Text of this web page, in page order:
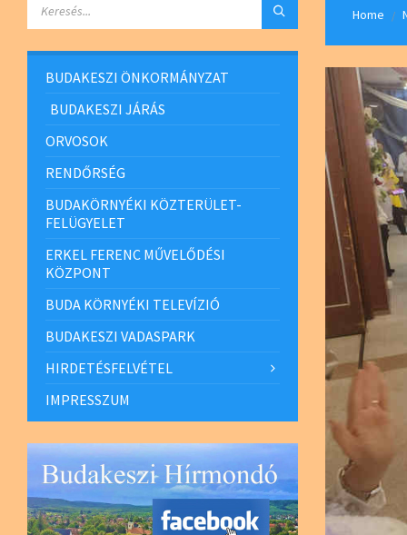
Home /
BUDAKESZI ÖNKORMÁNYZAT
BUDAKESZI JÁRÁS
ORVOSOK
RENDŐRSÉG
BUDAKÖRNYÉKI KÖZTERÜLET-
FELÜGYELET
ERKEL FERENC MŰVELŐDÉSI
KÖZPONT
BUDA KÖRNYÉKI TELEVÍZIÓ
BUDAKESZI VADASPARK
HIRDETÉSFELVÉTEL
IMPRESSZUM